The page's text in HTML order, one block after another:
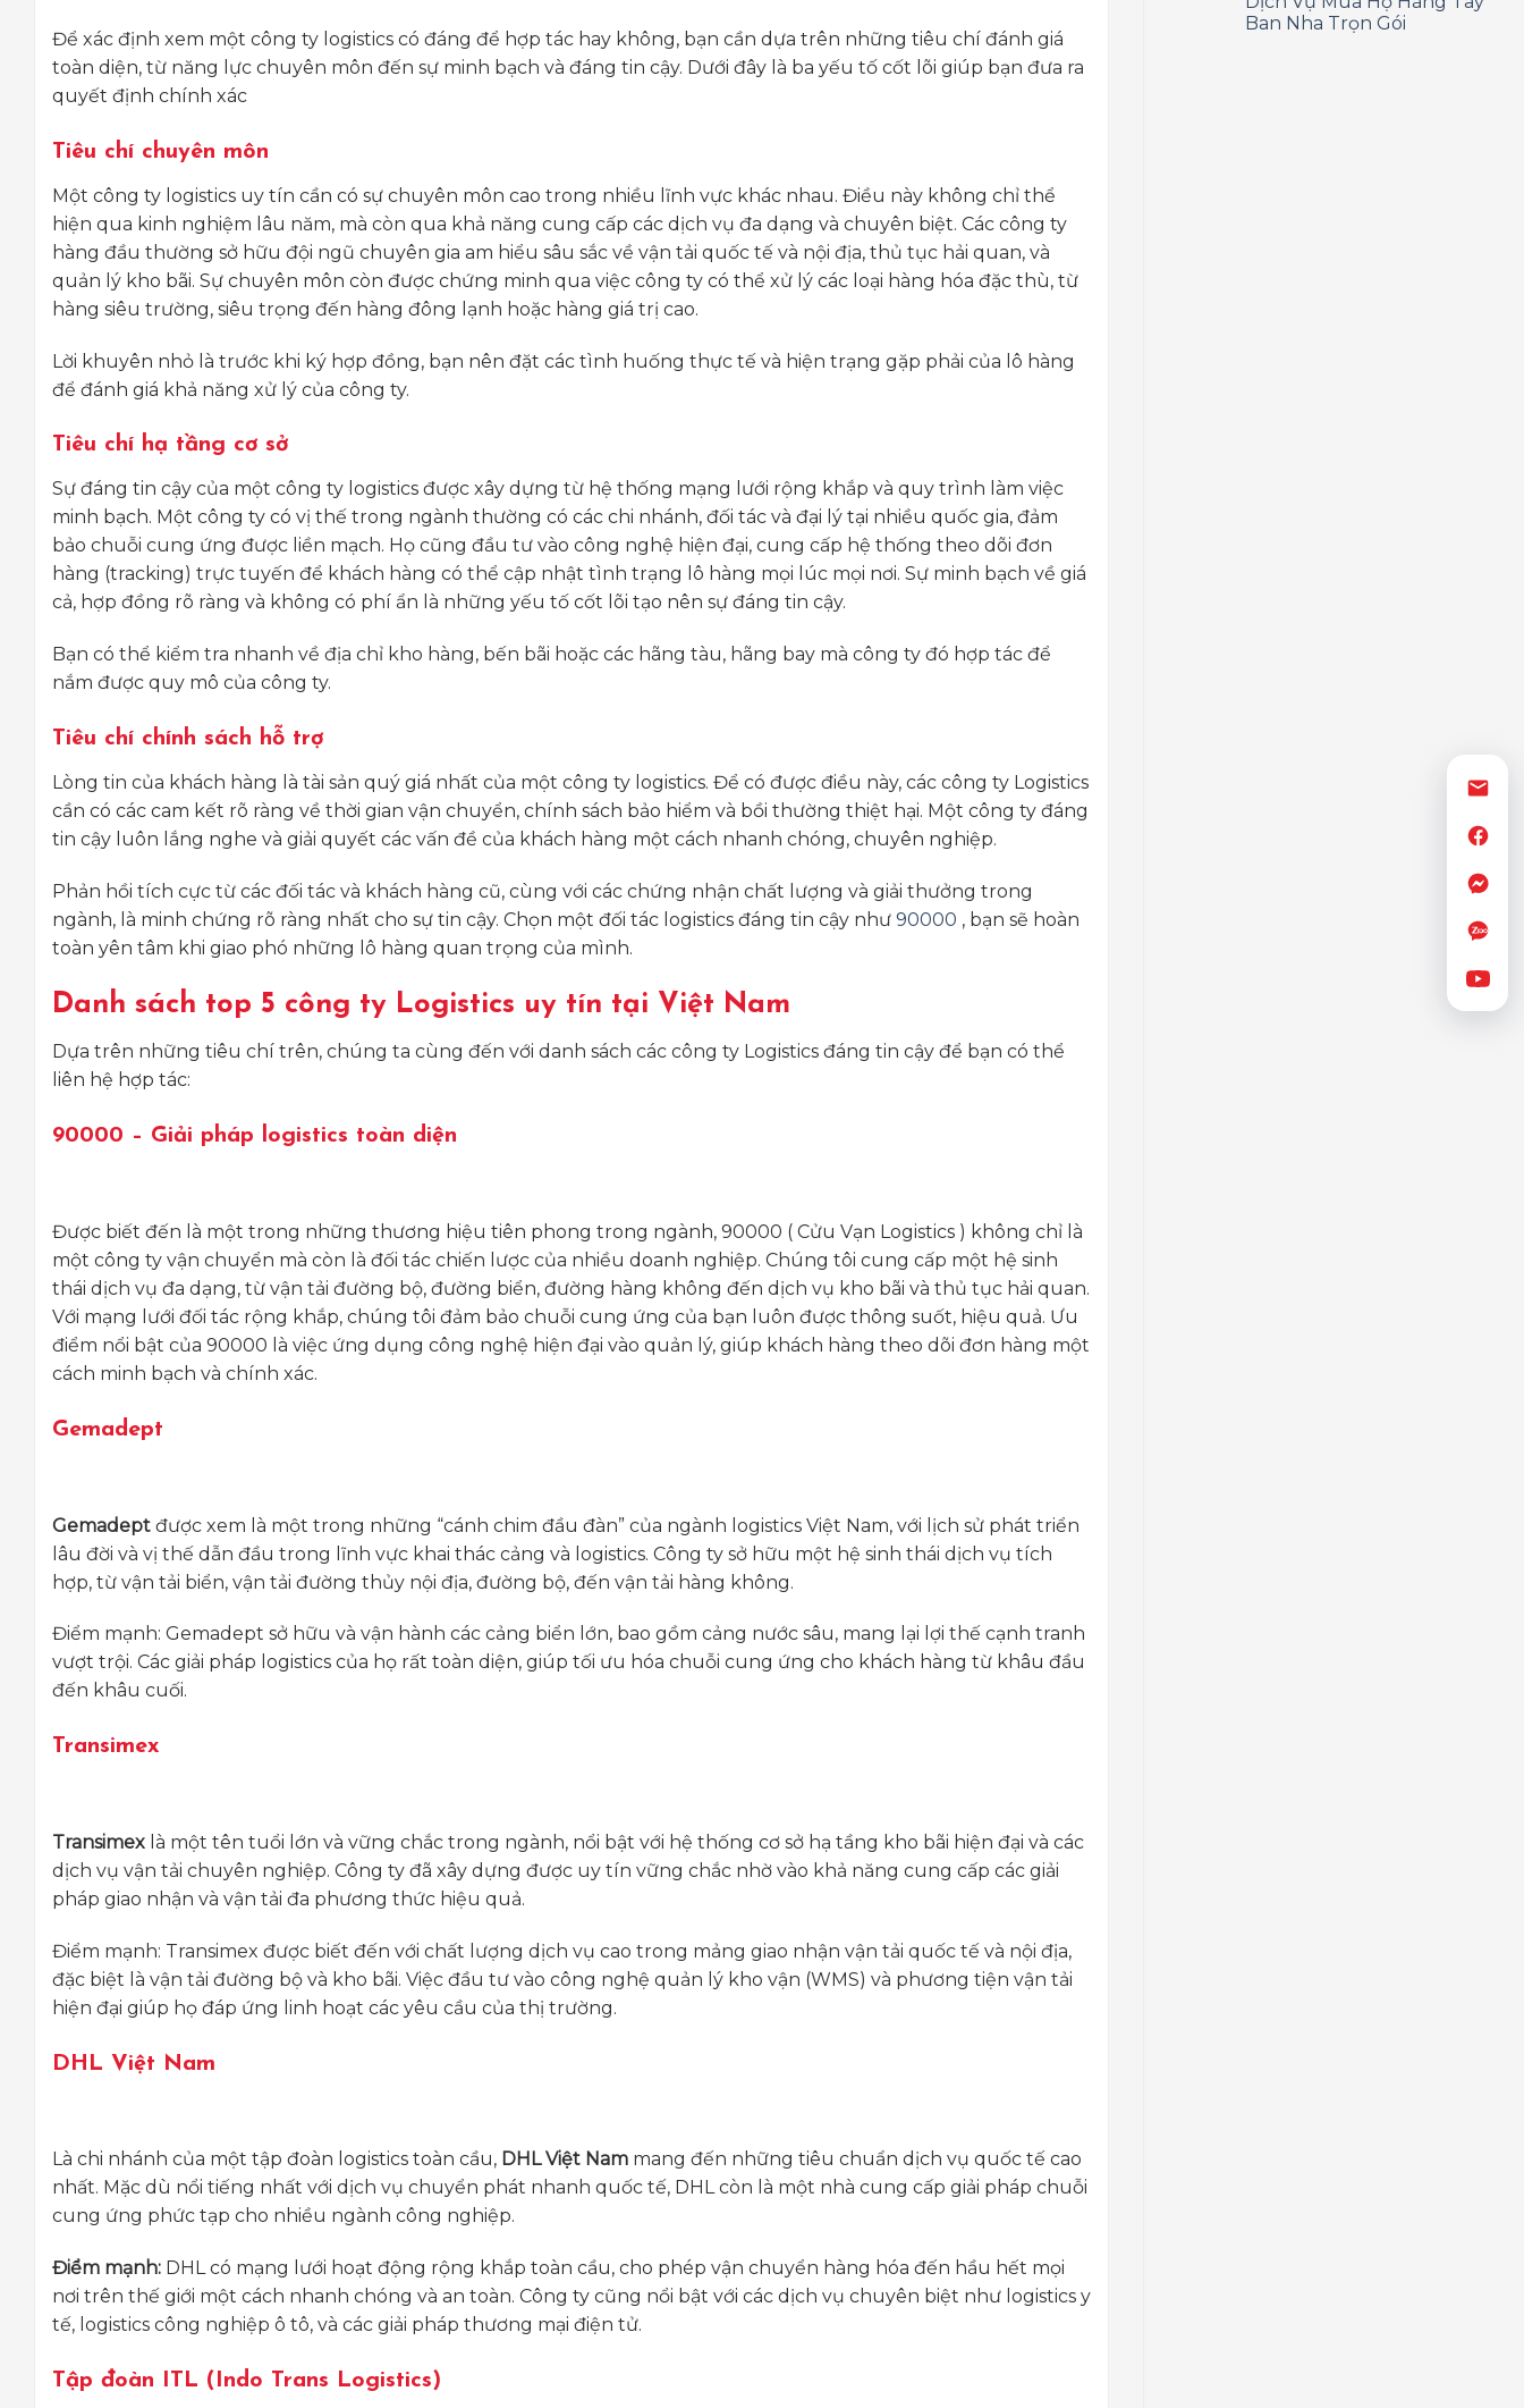
Để xác định xem một công ty logistics có đáng để hợp tác hay không, bạn cần dựa trên những tiêu chí đánh giá
toàn diện, từ năng lực chuyên môn đến sự minh bạch và đáng tin cậy. Dưới đây là ba yếu tố cốt lõi giúp bạn đưa ra
quyết định chính xác
Tiêu chí chuyên môn
Một công ty logistics uy tín cần có sự chuyên môn cao trong nhiều lĩnh vực khác nhau. Điều này không chỉ thể
hiện qua kinh nghiệm lâu năm, mà còn qua khả năng cung cấp các dịch vụ đa dạng và chuyên biệt. Các công ty
hàng đầu thường sở hữu đội ngũ chuyên gia am hiểu sâu sắc về vận tải quốc tế và nội địa, thủ tục hải quan, và
quản lý kho bãi. Sự chuyên môn còn được chứng minh qua việc công ty có thể xử lý các loại hàng hóa đặc thù, từ
hàng siêu trường, siêu trọng đến hàng đông lạnh hoặc hàng giá trị cao.
Lời khuyên nhỏ là trước khi ký hợp đồng, bạn nên đặt các tình huống thực tế và hiện trạng gặp phải của lô hàng
để đánh giá khả năng xử lý của công ty.
Tiêu chí hạ tầng cơ sở
Sự đáng tin cậy của một công ty logistics được xây dựng từ hệ thống mạng lưới rộng khắp và quy trình làm việc
minh bạch. Một công ty có vị thế trong ngành thường có các chi nhánh, đối tác và đại lý tại nhiều quốc gia, đảm
bảo chuỗi cung ứng được liền mạch. Họ cũng đầu tư vào công nghệ hiện đại, cung cấp hệ thống theo dõi đơn
hàng (tracking) trực tuyến để khách hàng có thể cập nhật tình trạng lô hàng mọi lúc mọi nơi. Sự minh bạch về giá
cả, hợp đồng rõ ràng và không có phí ẩn là những yếu tố cốt lõi tạo nên sự đáng tin cậy.
Bạn có thể kiểm tra nhanh về địa chỉ kho hàng, bến bãi hoặc các hãng tàu, hãng bay mà công ty đó hợp tác để
nắm được quy mô của công ty.
Tiêu chí chính sách hỗ trợ
Lòng tin của khách hàng là tài sản quý giá nhất của một công ty logistics. Để có được điều này, các công ty Logistics
cần có các cam kết rõ ràng về thời gian vận chuyển, chính sách bảo hiểm và bồi thường thiệt hại. Một công ty đáng
tin cậy luôn lắng nghe và giải quyết các vấn đề của khách hàng một cách nhanh chóng, chuyên nghiệp.
Phản hồi tích cực từ các đối tác và khách hàng cũ, cùng với các chứng nhận chất lượng và giải thưởng trong
ngành, là minh chứng rõ ràng nhất cho sự tin cậy. Chọn một đối tác logistics đáng tin cậy như 90000 , bạn sẽ hoàn
toàn yên tâm khi giao phó những lô hàng quan trọng của mình.
Danh sách top 5 công ty Logistics uy tín tại Việt Nam
Dựa trên những tiêu chí trên, chúng ta cùng đến với danh sách các công ty Logistics đáng tin cậy để bạn có thể
liên hệ hợp tác:
90000 – Giải pháp logistics toàn diện
Được biết đến là một trong những thương hiệu tiên phong trong ngành, 90000 ( Cửu Vạn Logistics ) không chỉ là
một công ty vận chuyển mà còn là đối tác chiến lược của nhiều doanh nghiệp. Chúng tôi cung cấp một hệ sinh
thái dịch vụ đa dạng, từ vận tải đường bộ, đường biển, đường hàng không đến dịch vụ kho bãi và thủ tục hải quan.
Với mạng lưới đối tác rộng khắp, chúng tôi đảm bảo chuỗi cung ứng của bạn luôn được thông suốt, hiệu quả. Ưu
điểm nổi bật của 90000 là việc ứng dụng công nghệ hiện đại vào quản lý, giúp khách hàng theo dõi đơn hàng một
cách minh bạch và chính xác.
Gemadept
Gemadept được xem là một trong những “cánh chim đầu đàn” của ngành logistics Việt Nam, với lịch sử phát triển
lâu đời và vị thế dẫn đầu trong lĩnh vực khai thác cảng và logistics. Công ty sở hữu một hệ sinh thái dịch vụ tích
hợp, từ vận tải biển, vận tải đường thủy nội địa, đường bộ, đến vận tải hàng không.
Điểm mạnh: Gemadept sở hữu và vận hành các cảng biển lớn, bao gồm cảng nước sâu, mang lại lợi thế cạnh tranh
vượt trội. Các giải pháp logistics của họ rất toàn diện, giúp tối ưu hóa chuỗi cung ứng cho khách hàng từ khâu đầu
đến khâu cuối.
Transimex
Transimex là một tên tuổi lớn và vững chắc trong ngành, nổi bật với hệ thống cơ sở hạ tầng kho bãi hiện đại và các
dịch vụ vận tải chuyên nghiệp. Công ty đã xây dựng được uy tín vững chắc nhờ vào khả năng cung cấp các giải
pháp giao nhận và vận tải đa phương thức hiệu quả.
Điểm mạnh: Transimex được biết đến với chất lượng dịch vụ cao trong mảng giao nhận vận tải quốc tế và nội địa,
đặc biệt là vận tải đường bộ và kho bãi. Việc đầu tư vào công nghệ quản lý kho vận (WMS) và phương tiện vận tải
hiện đại giúp họ đáp ứng linh hoạt các yêu cầu của thị trường.
DHL Việt Nam
Là chi nhánh của một tập đoàn logistics toàn cầu, DHL Việt Nam mang đến những tiêu chuẩn dịch vụ quốc tế cao
nhất. Mặc dù nổi tiếng nhất với dịch vụ chuyển phát nhanh quốc tế, DHL còn là một nhà cung cấp giải pháp chuỗi
cung ứng phức tạp cho nhiều ngành công nghiệp.
Điểm mạnh: DHL có mạng lưới hoạt động rộng khắp toàn cầu, cho phép vận chuyển hàng hóa đến hầu hết mọi
nơi trên thế giới một cách nhanh chóng và an toàn. Công ty cũng nổi bật với các dịch vụ chuyên biệt như logistics y
tế, logistics công nghiệp ô tô, và các giải pháp thương mại điện tử.
Tập đoàn ITL (Indo Trans Logistics)
Ban Nha Trọn Gói